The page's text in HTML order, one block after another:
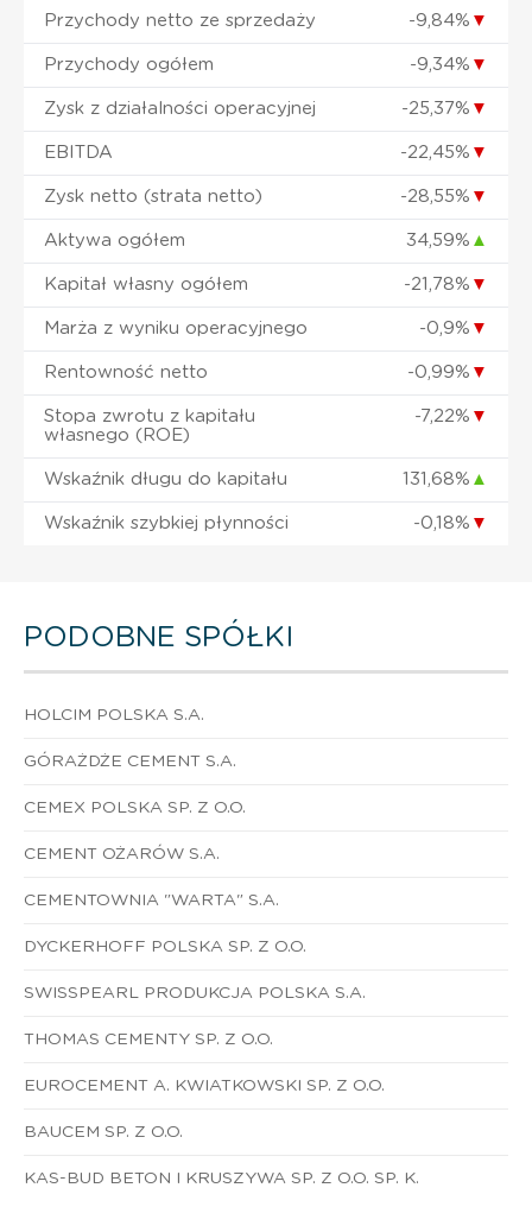
Przychody netto ze sprzedaży -9,84% ▼
Przychody ogółem -9,34% ▼
Zysk z działalności operacyjnej -25,37% ▼
EBITDA -22,45% ▼
Zysk netto (strata netto) -28,55% ▼
Aktywa ogółem 34,59% ▲
Kapitał własny ogółem -21,78% ▼
Marża z wyniku operacyjnego -0,9% ▼
Rentowność netto -0,99% ▼
Stopa zwrotu z kapitału
własnego (ROE)
-7,22% ▼
Wskaźnik długu do kapitału 131,68% ▲
Wskaźnik szybkiej płynności -0,18% ▼
PODOBNE SPÓŁKI
HOLCIM POLSKA S.A.
GÓRAŻDŻE CEMENT S.A.
CEMEX POLSKA SP. Z O.O.
CEMENT OŻARÓW S.A.
CEMENTOWNIA "WARTA" S.A.
DYCKERHOFF POLSKA SP. Z O.O.
SWISSPEARL PRODUKCJA POLSKA S.A.
THOMAS CEMENTY SP. Z O.O.
EUROCEMENT A. KWIATKOWSKI SP. Z O.O.
BAUCEM SP. Z O.O.
KAS-BUD BETON I KRUSZYWA SP. Z O.O. SP. K.